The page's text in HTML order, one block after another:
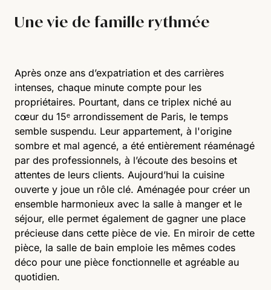
Une vie de famille rythmée
Après onze ans d’expatriation et des carrières
intenses, chaque minute compte pour les
propriétaires. Pourtant, dans ce triplex niché au
cœur du 15ᵉ arrondissement de Paris, le temps
semble suspendu. Leur appartement, à l'origine
sombre et mal agencé, a été entièrement réaménagé
par des professionnels, à l’écoute des besoins et
attentes de leurs clients. Aujourd’hui la cuisine
ouverte y joue un rôle clé. Aménagée pour créer un
ensemble harmonieux avec la salle à manger et le
séjour, elle permet également de gagner une place
précieuse dans cette pièce de vie. En miroir de cette
pièce, la salle de bain emploie les mêmes codes
déco pour une pièce fonctionnelle et agréable au
quotidien.